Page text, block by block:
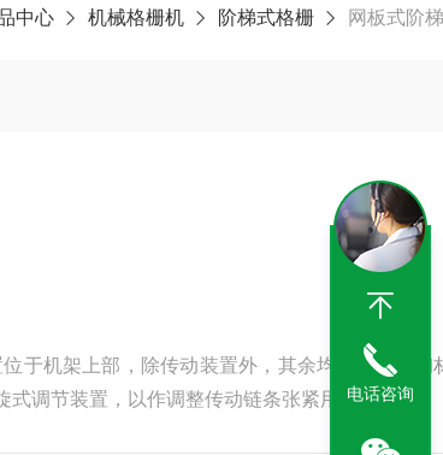
中心 机械格栅机 阶梯式格栅 网板式阶
于机架上部，除传动装置外，其余均采用不锈钢
式调节装置，以作调整传动链条张紧用。电话咨询